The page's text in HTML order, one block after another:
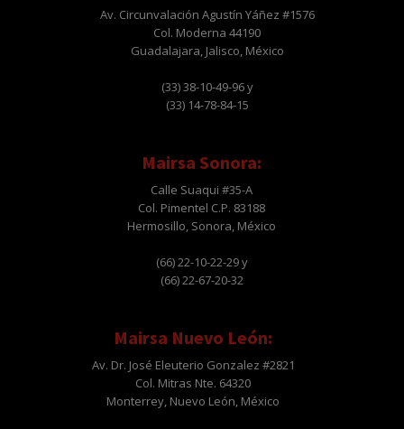
Av. Circunvalación Agustín Yáñez #1576
Col. Moderna 44190
Guadalajara, Jalisco, México
(33) 38-10-49-96 y
(33) 14-78-84-15
Mairsa Sonora:
Calle Suaqui #35-A
Col. Pimentel C.P. 83188
Hermosillo, Sonora, México
(66) 22-10-22-29 y
(66) 22-67-20-32
Mairsa Nuevo León:
Av. Dr. José Eleuterio Gonzalez #2821
Col. Mitras Nte. 64320
Monterrey, Nuevo León, México